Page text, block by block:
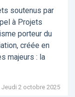
soutenus par
à Projets
porteur du
créée en
majeurs : la
Jeudi 2 octobre 2025